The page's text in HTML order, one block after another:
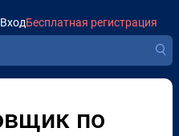
ВходБесплатная регистрация
по